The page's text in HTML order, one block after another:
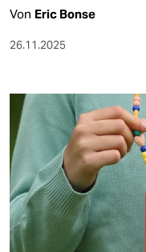
Von Eric Bonse
26.11.2025